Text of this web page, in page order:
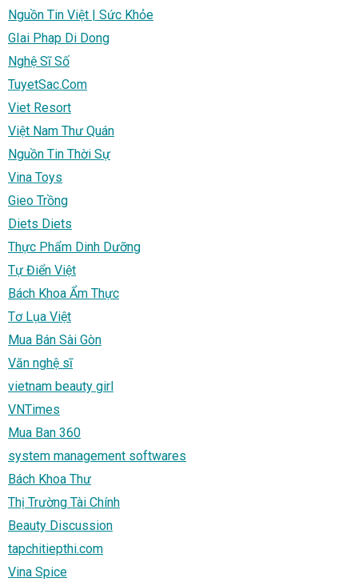
Nguồn Tin Việt | Sức Khỏe
GIai Phap Di Dong
Nghệ Sĩ Số
TuyetSac.Com
Viet Resort
Việt Nam Thư Quán
Nguồn Tin Thời Sự
Vina Toys
Gieo Trồng
Diets Diets
Thực Phẩm Dinh Dưỡng
Tự Điển Việt
Bách Khoa Ẩm Thực
Tơ Lụa Việt
Mua Bán Sài Gòn
Văn nghệ sĩ
vietnam beauty girl
VNTimes
Mua Ban 360
system management softwares
Bách Khoa Thư
Thị Trường Tài Chính
Beauty Discussion
tapchitiepthi.com
Vina Spice